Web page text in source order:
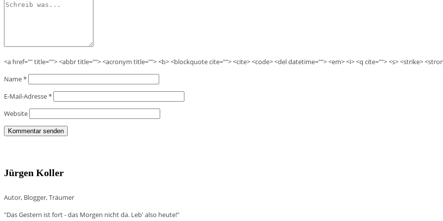
<a href="" title=""> <abbr title=""> <acronym title=""> <b> <blockquote cite=""> <cite> <code> <del datetime=""> <em> <i> <q cite=""> <s> <strike>
Name*
E-Mail-Adresse*
Website
Jürgen Koller
Autor, Blogger, Träumer
"Das Gestern ist fort - das Morgen nicht da. Leb' also heute!"